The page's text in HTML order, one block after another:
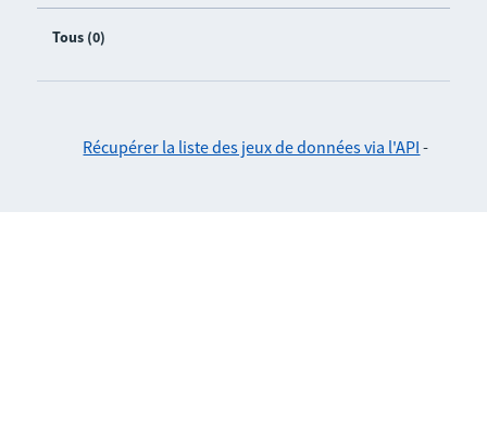
Tous (0)
Récupérer la liste des jeux de données via l'API -